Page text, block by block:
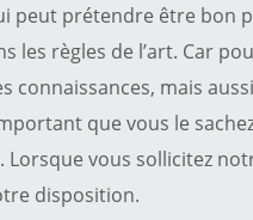
peut prétendre être bon
les règles de l’art. Car
connaissances, mais
que vous le
Lorsque vous sollicitez
disposition.